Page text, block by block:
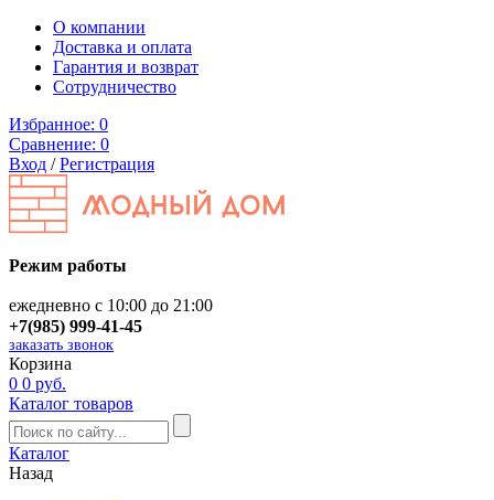
О компании
Доставка и оплата
Гарантия и возврат
Сотрудничество
Избранное: 0
Сравнение: 0
Вход /Регистрация
Режим работы
ежедневно с 10:00 до 21:00
+7(985) 999-41-45
заказать звонок
Корзина
0 0 руб.
Каталог товаров
Каталог
Назад